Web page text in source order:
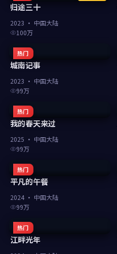
归途三十
2023 · 中国大陆
100万
热门
城南记事
2023 · 中国大陆
99万
热门
我的春天来过
2025 · 中国大陆
99万
热门
平凡的午餐
2024 · 中国大陆
99万
热门
江畔光年